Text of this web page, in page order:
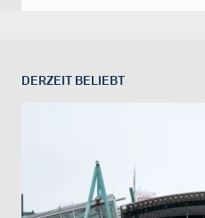
DERZEIT BELIEBT